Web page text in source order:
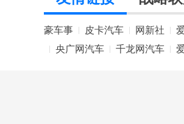
吉利
吉利几何
豪车事 皮卡汽车 网新社
央广网汽车 千龙网汽车